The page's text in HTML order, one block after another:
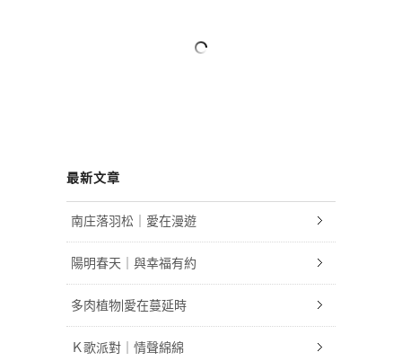
最新文章
南庄落羽松｜愛在漫遊
陽明春天｜與幸福有約
多肉植物|愛在蔓延時
Ｋ歌派對｜情聲綿綿